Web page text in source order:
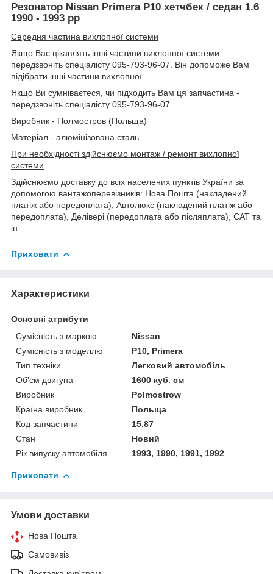
Резонатор Nissan Primera P10 хетчбек / седан 1.6
1990 - 1993 рр
Середня частина вихлопної системи
Якщо Вас цікавлять інші частини вихлопної системи –
передзвоніть спеціалісту 095-793-96-07. Він допоможе Вам
підібрати інші частини вихлопної.
Якщо Ви сумніваєтеся, чи підходить Вам ця запчастина -
передзвоніть спеціалісту 095-793-96-07.
Виробник - Полмостров (Польща)
Матеріал - алюмінізована сталь
При необхідності здійснюємо монтаж / ремонт вихлопної
системи
Здійснюємо доставку до всіх населених пунктів України за
допомогою вантажоперевізників: Нова Пошта (накладений
платіж або передоплата), Автолюкс (накладений платіж або
передоплата), Делівері (передоплата або післяплата), САТ та
ін.
Приховати
Характеристики
Основні атрибути
Сумісність з маркою
Nissan
Сумісність з моделлю
P10, Primera
Тип техніки
Легковий автомобіль
Об'єм двигуна
1600 куб. см
Виробник
Polmostrow
Країна виробник
Польща
Код запчастини
15.87
Стан
Новий
Рік випуску автомобіля
1993, 1990, 1991, 1992
Приховати
Умови доставки
Нова Пошта
Самовивіз